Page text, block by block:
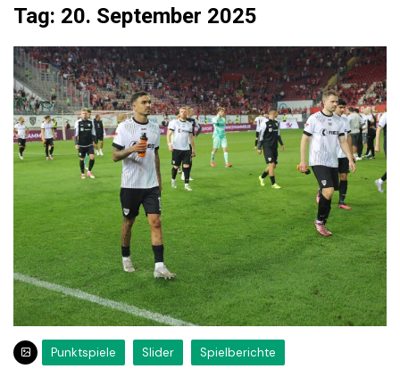
Tag: 20. September 2025
Punktspiele Slider Spielberichte